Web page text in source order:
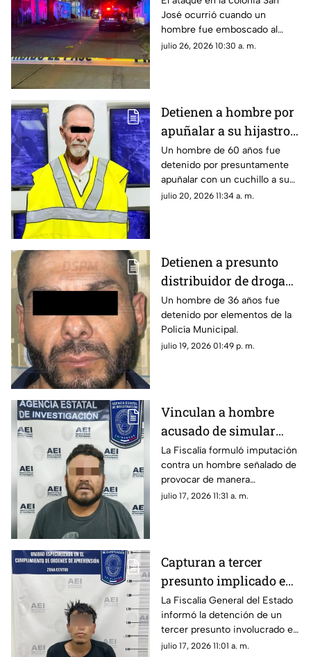
lo emboscaron
José ocurrió cuando un
hombre fue emboscado al
exterior de un presunto
julio 26, 2026 10:30 a. m.
Detienen a hombre por
apuñalar a su hijastro e
incendiar vivienda en
Ciudad Juárez
Un hombre de 60 años fue
detenido por presuntamente
apuñalar con un cuchillo a su
hijastro e incendiar un colchón
julio 20, 2026 11:34 a. m.
Detienen a presunto
distribuidor de droga
tras operativo en la
colonia Sierra Azul
Un hombre de 36 años fue
detenido por elementos de la
Policía Municipal.
julio 19, 2026 01:49 p. m.
Vinculan a hombre
acusado de simular
volcadura para
intentar asesinar a su
familia en Parral
La Fiscalía formuló imputación
contra un hombre señalado de
provocar de manera
intencional una volcadura en la
julio 17, 2026 11:31 a. m.
Capturan a tercer
presunto implicado en
caso de cuerpo sin vida
en Las Curvas del
Perico
La Fiscalía General del Estado
informó la detención de un
tercer presunto involucrado en
un caso de desaparición
julio 17, 2026 11:01 a. m.